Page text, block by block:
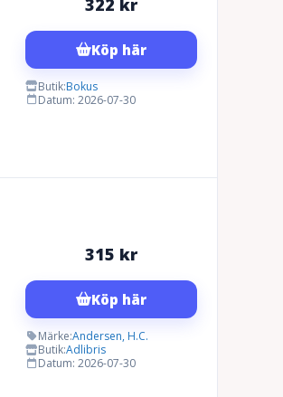
Köp här
Butik:Bokus
Datum: 2026-07-30
315 kr
Köp här
Märke:Andersen, H.C.
Butik:Adlibris
Datum: 2026-07-30